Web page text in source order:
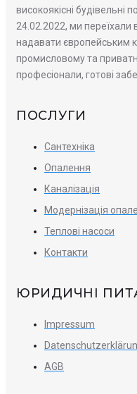
високоякісні будівельні
24.02.2022, ми переїхали
надавати європейським
промисловому та
професіонали, готові
ПОСЛУГИ
Сантехніка
Опалення
Каналізація
Модернізація
Теплові насоси
Контакти
ЮРИДИЧНІ
Impressum
AGB